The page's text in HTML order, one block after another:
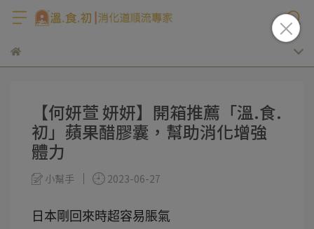
【何妍萱 妍妍】開箱推薦「溫.食.
初」蘋果醋膠囊，幫助消化增強
體力
小幫手 2023-06-27
日本剛回來時超容易脹氣